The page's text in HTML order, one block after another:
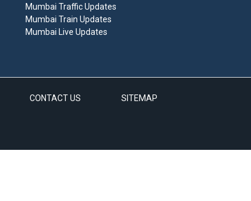
Mumbai Traffic Updates
Mumbai Train Updates
Mumbai Live Updates
CONTACT US SITEMAP